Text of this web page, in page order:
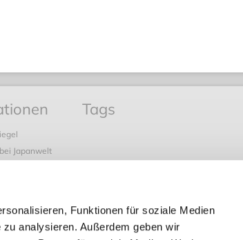
Funktionen für soziale Medien
analysieren. Außerdem geben wir
Japanwelt
Tags